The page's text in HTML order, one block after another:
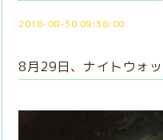
2018-08-30 09:38:00
8月29日、ナイトウォ